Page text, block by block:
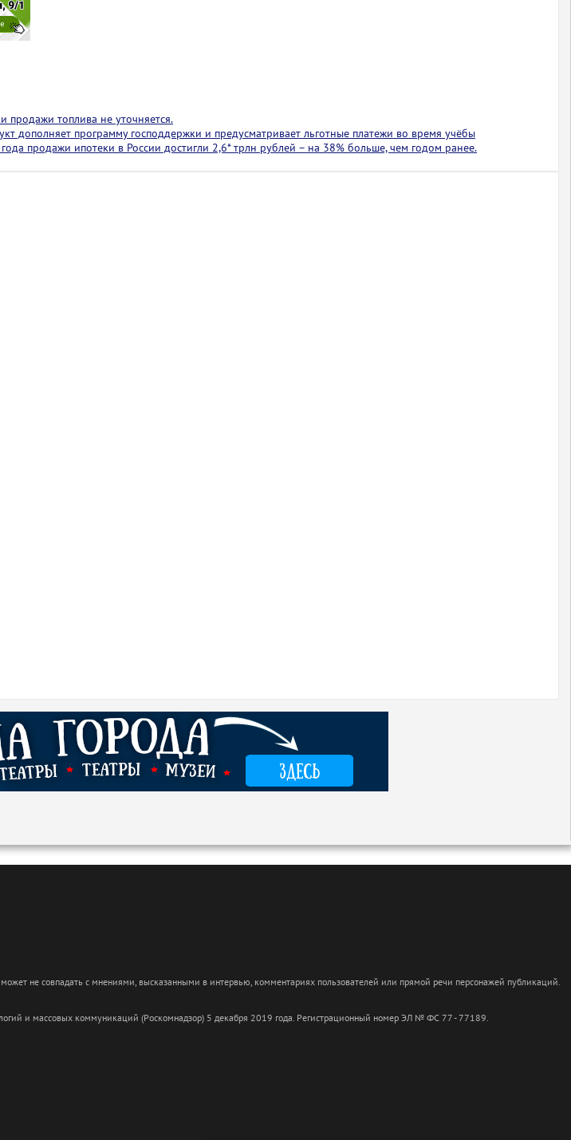
продажи топлива не уточняется.
дополняет программу господдержки и предусматривает льготные платежи во время учёбы
продажи ипотеки в России достигли 2,6* трлн рублей – на 38% больше, чем годом ранее.
не совпадать с мнениями, высказанными в интервью, комментариях пользователей или прямой речи персонажей публикаций.
и массовых коммуникаций (Роскомнадзор) 5 декабря 2019 года. Регистрационный номер ЭЛ № ФС 77 - 77189.